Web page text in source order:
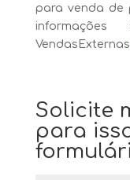
para venda de
Solicite
para